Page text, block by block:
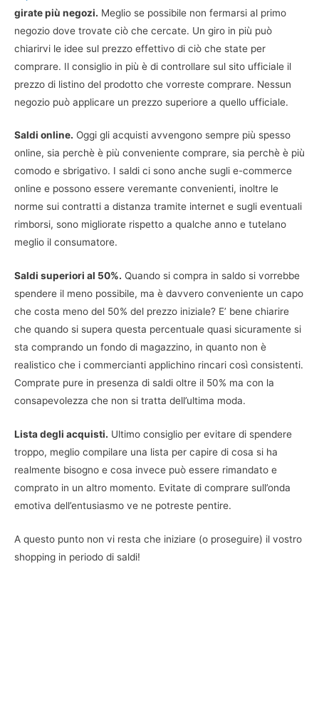
girate più negozi. Meglio se possibile non fermarsi al primo
negozio dove trovate ciò che cercate. Un giro in più può
chiarirvi le idee sul prezzo effettivo di ciò che state per
comprare. Il consiglio in più è di controllare sul sito ufficiale il
prezzo di listino del prodotto che vorreste comprare. Nessun
negozio può applicare un prezzo superiore a quello ufficiale.
Saldi online. Oggi gli acquisti avvengono sempre più spesso
online, sia perchè è più conveniente comprare, sia perchè è più
comodo e sbrigativo. I saldi ci sono anche sugli e-commerce
online e possono essere veremante convenienti, inoltre le
norme sui contratti a distanza tramite internet e sugli eventuali
rimborsi, sono migliorate rispetto a qualche anno e tutelano
meglio il consumatore.
Saldi superiori al 50%. Quando si compra in saldo si vorrebbe
spendere il meno possibile, ma è davvero conveniente un capo
che costa meno del 50% del prezzo iniziale? E’ bene chiarire
che quando si supera questa percentuale quasi sicuramente si
sta comprando un fondo di magazzino, in quanto non è
realistico che i commercianti applichino rincari così consistenti.
Comprate pure in presenza di saldi oltre il 50% ma con la
consapevolezza che non si tratta dell’ultima moda.
Lista degli acquisti. Ultimo consiglio per evitare di spendere
troppo, meglio compilare una lista per capire di cosa si ha
realmente bisogno e cosa invece può essere rimandato e
comprato in un altro momento. Evitate di comprare sull’onda
emotiva dell’entusiasmo ve ne potreste pentire.
A questo punto non vi resta che iniziare (o proseguire) il vostro
shopping in periodo di saldi!